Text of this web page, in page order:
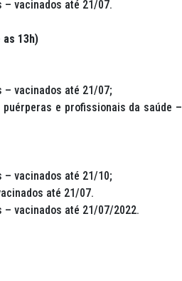
– vacinados até 21/07.
as 13h)
– vacinados até 21/07;
e profissionais da saúde –
– vacinados até 21/10;
até 21/07.
– vacinados até 21/07/2022.